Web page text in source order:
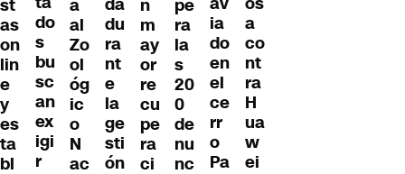
st
as
on
lin
e
y
es
ta
bl
do
s
bu
sc
an
ex
igi
r
a
al
Zo
ol
óg
ic
o
N
ac
da
du
ra
nt
e
la
ge
sti
ón
n
m
ay
or
re
cu
pe
ra
ci
pe
ra
la
s
20
0
de
nu
nc
ia
do
en
el
ce
rr
o
Pa
a
co
nt
ra
H
ua
w
ei